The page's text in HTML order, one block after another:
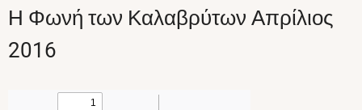
Η Φωνή των Καλαβρύτων Απρίλιος
2016